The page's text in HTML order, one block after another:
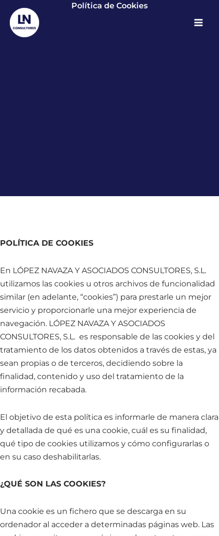
contenido
Política de Cookies
POLÍTICA DE COOKIES
En LÓPEZ NAVAZA Y ASOCIADOS CONSULTORES, S.L.
utilizamos las cookies u otros archivos de funcionalidad
similar (en adelante, “cookies”) para prestarle un mejor
servicio y proporcionarle una mejor experiencia de
navegación. LÓPEZ NAVAZA Y ASOCIADOS
CONSULTORES, S.L. es responsable de las cookies y del
tratamiento de los datos obtenidos a través de estas, ya
sean propias o de terceros, decidiendo sobre la
finalidad, contenido y uso del tratamiento de la
información recabada.
El objetivo de esta política es informarle de manera clara
y detallada de qué es una cookie, cuál es su finalidad,
qué tipo de cookies utilizamos y cómo configurarlas o
en su caso deshabilitarlas.
¿QUÉ SON LAS COOKIES?
Una cookie es un fichero que se descarga en su
ordenador al acceder a determinadas páginas web. Las